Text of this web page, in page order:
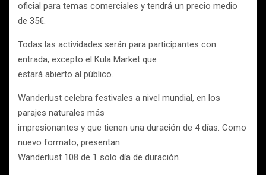
oficial para temas comerciales y tendrá un precio medio
de 35€.
Todas las actividades serán para participantes con
entrada, excepto el Kula Market que
estará abierto al público.
Wanderlust celebra festivales a nivel mundial, en los
parajes naturales más
impresionantes y que tienen una duración de 4 días. Como
nuevo formato, presentan
Wanderlust 108 de 1 solo día de duración.